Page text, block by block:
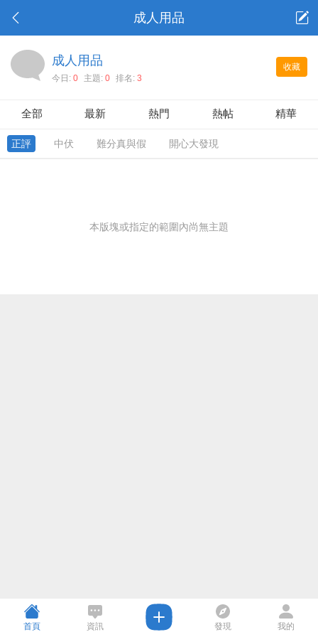
成人用品
收藏
成人用品
今日: 0 主題: 0 排名: 3
全部 最新 熱門 熱帖 精華
正評 中伏 難分真與假 開心大發現
本版塊或指定的範圍內尚無主題
首頁 資訊 發現 我的